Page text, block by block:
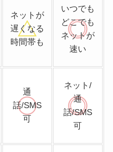
ネットが
遅くなる
時間帯も
いつでも
どこでも
ネットが
速い
通
話/SMS
可
ネット/
通
話/SMS
可